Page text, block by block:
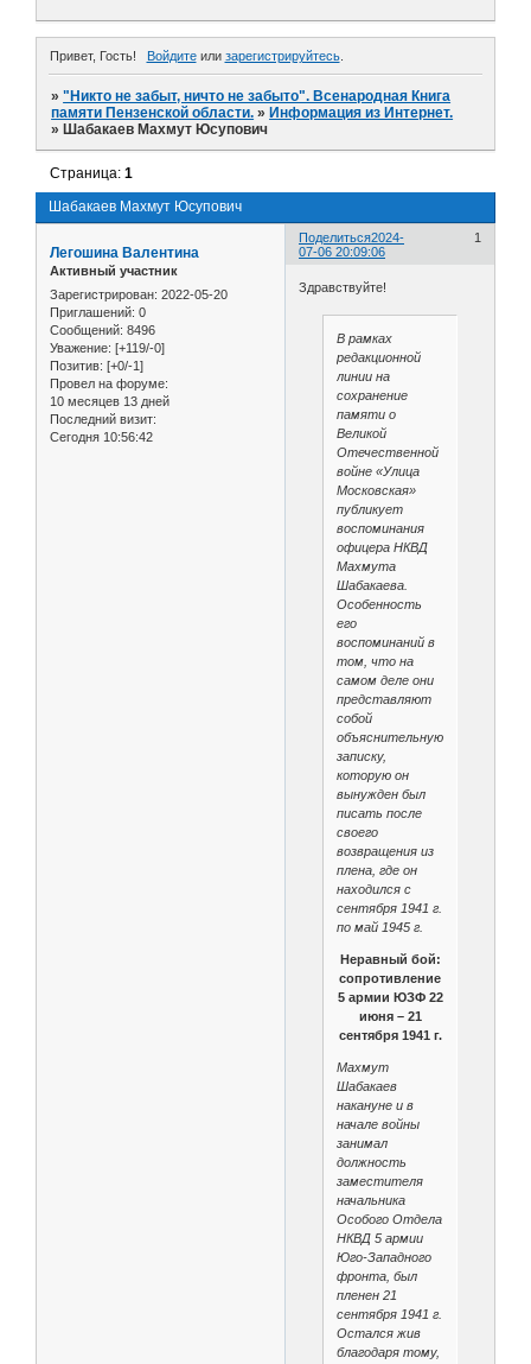
Привет, Гость! Войдитеили зарегистрируйтесь.
»"Никто не забыт, ничто не забыто". Всенародная Книга
памяти Пензенской области. » Информация из Интернет.
» Шабакаев Махмут Юсупович
Шабакаев Махмут Юсупович
Страница:1
Поделиться 1
2024-
07-06 20:09:06
Легошина Валентина
Активный участник
Зарегистрирован: 2022-05-20
Приглашений: 0
Сообщений: 8496
Уважение: [+119/-0]
Позитив: [+0/-1]
Провел на форуме:
10 месяцев 13 дней
Последний визит:
Сегодня 10:56:42
Здравствуйте!
В рамках
редакционной
линии на
сохранение
памяти о
Великой
Отечественной
войне «Улица
Московская»
публикует
воспоминания
офицера НКВД
Махмута
Шабакаева.
Особенность
его
воспоминаний в
том, что на
самом деле они
представляют
собой
объяснительную
записку,
которую он
вынужден был
писать после
своего
возвращения из
плена, где он
находился с
сентября 1941 г.
по май 1945 г.
Неравный бой:
сопротивление
5 армии ЮЗФ 22
июня – 21
сентября 1941 г.
Махмут
Шабакаев
накануне и в
начале войны
занимал
должность
заместителя
начальника
Особого Отдела
НКВД 5 армии
Юго-Западного
фронта, был
пленен 21
сентября 1941 г.
Остался жив
благодаря тому,